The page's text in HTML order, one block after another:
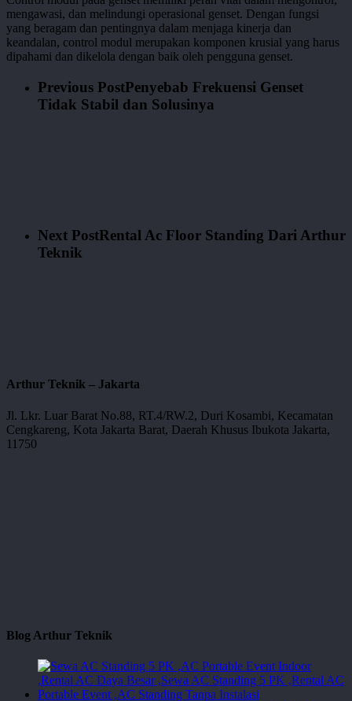
mengawasi, dan melindungi operasional genset. Dengan fungsi
yang beragam dan pentingnya dalam menjaga kinerja dan
keandalan, control modul merupakan komponen krusial yang harus
dipahami dan dikelola dengan baik oleh pengguna genset.
Previous PostPenyebab Frekuensi Genset
Tidak Stabil dan Solusinya
Next PostRental Ac Floor Standing Dari Arthur
Teknik
Arthur Teknik – Jakarta
Jl. Lkr. Luar Barat No.88, RT.4/RW.2, Duri Kosambi, Kecamatan
Cengkareng, Kota Jakarta Barat, Daerah Khusus Ibukota Jakarta,
11750
Blog Arthur Teknik